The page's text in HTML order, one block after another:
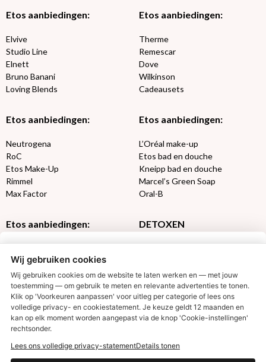
Etos aanbiedingen:
Elvive
Studio Line
Elnett
Bruno Banani
Loving Blends
Etos aanbiedingen:
Therme
Remescar
Dove
Wilkinson
Cadeausets
Etos aanbiedingen:
Neutrogena
RoC
Etos Make-Up
Rimmel
Max Factor
Etos aanbiedingen:
L’Oréal make-up
Etos bad en douche
Kneipp bad en douche
Marcel’s Green Soap
Oral-B
Etos aanbiedingen:
Gillette
Gezichtsverzorging
Wella
Syoss
DETOXEN
Gliss Kur
Etos maandlenzen
Etos billendoekjes
MONDKAPJES
NIVEA SUN
Wij gebruiken cookies
Wij gebruiken cookies om de website te laten werken en — met jouw
toestemming — om gebruik te meten en relevante advertenties te tonen.
Klik op 'Voorkeuren aanpassen' voor uitleg per categorie of lees ons
volledige privacy- en cookiestatement. Je keuze geldt 12 maanden en
kan op elk moment worden aangepast via de knop 'Cookie-instellingen'
rechtsonder.
Lees ons volledige privacy-statementDetails tonen
€2,50 korting?